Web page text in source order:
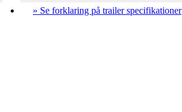
» Se forklaring på trailer specifikationer